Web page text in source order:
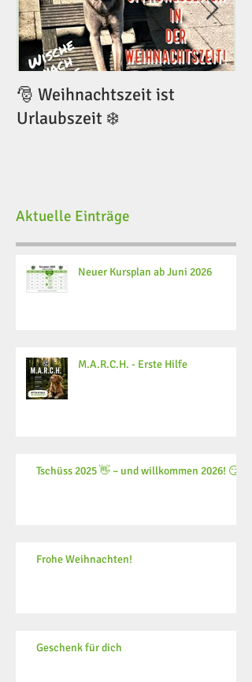
🎅 Weihnachtszeit ist
Urlaubszeit ❄️
Aktuelle Einträge
Neuer Kursplan ab Juni 2026
M.A.R.C.H. - Erste Hilfe
Tschüss 2025 👋 – und willkommen 2026! 😏
Frohe Weihnachten!
Geschenk für dich